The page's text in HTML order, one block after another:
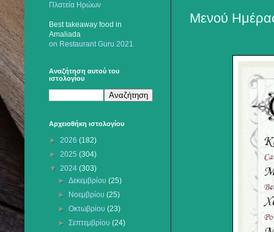
Μενού
Πλατεία Ηρώων
Best takeaway food in
Amaliada
on Restaurant Guru 2021
Αναζήτηση αυτού του
ιστολογίου
Αρχειοθήκη ιστολογίου
► 2026 (182)
► 2025 (304)
▼ 2024 (303)
►Δεκεμβρίου(25)
►
Νοεμβρίου(25)
►Οκτωβρίου(23)
►Σεπτεμβρίου(24)